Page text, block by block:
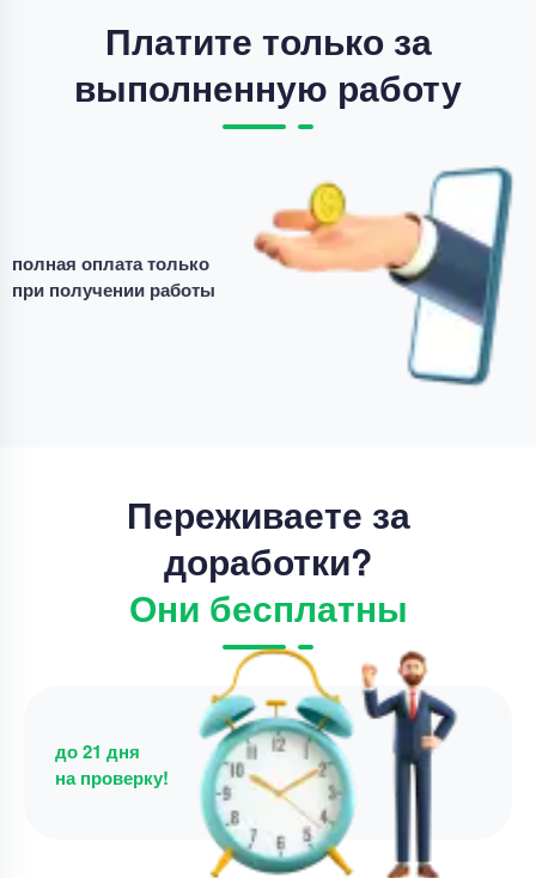
3500 ₽
13 минут назад
Платите только за
выполненную работу
полная оплата только
при получении работы
Переживаете за
доработки?
Они бесплатны
до 21 дня
на проверку!